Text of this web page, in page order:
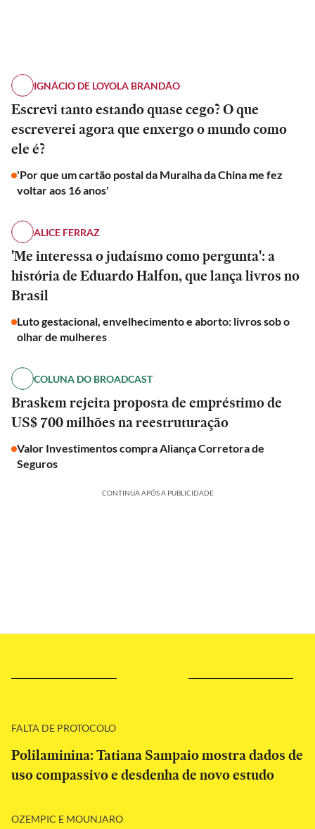
IGNÁCIO DE LOYOLA BRANDÃO
Escrevi tanto estando quase cego? O que
escreverei agora que enxergo o mundo como
ele é?
'Por que um cartão postal da Muralha da China me fez
voltar aos 16 anos'
ALICE FERRAZ
'Me interessa o judaísmo como pergunta': a
história de Eduardo Halfon, que lança livros no
Brasil
Luto gestacional, envelhecimento e aborto: livros sob o
olhar de mulheres
COLUNA DO BROADCAST
Braskem rejeita proposta de empréstimo de
US$ 700 milhões na reestruturação
Valor Investimentos compra Aliança Corretora de
Seguros
CONTINUA APÓS A PUBLICIDADE
FALTA DE PROTOCOLO
Polilaminina: Tatiana Sampaio mostra dados de
uso compassivo e desdenha de novo estudo
OZEMPIC E MOUNJARO